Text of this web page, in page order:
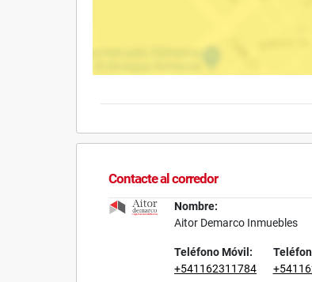
Contacte al corredor
Nombre:
Aitor Demarco Inmuebles
Teléfono Móvil:
+541162311784